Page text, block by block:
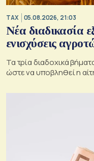
TAX 05.08.2026, 21:03
Νέα διαδικασία
ενισχύσεις
Τα τρία διαδοχικά
ώστε να υποβληθεί η